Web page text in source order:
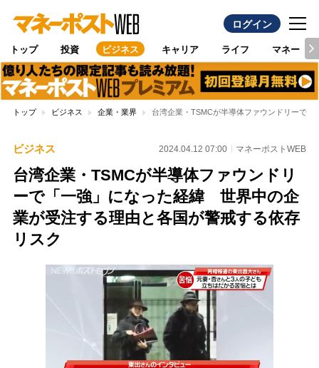
ログイン
トップ 投資 ビジネス キャリア ライフ マネー
トップ ビジネス 企業・業界 台湾企業・TSMCが半導体ファウンドリーで
ビジネス 2024.04.12 07:00 マネーポストWEB
台湾企業・TSMCが半導体ファウンドリ
ーで「一強」になった経緯 世界中の企
業が受注する理由と各国が警戒する依存
リスク